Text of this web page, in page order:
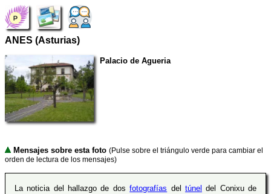
ANES (Asturias)
Palacio de Agueria
Mensajes sobre esta foto (Pulse sobre el triángulo verde para cambiar el
orden de lectura de los mensajes)
La noticia del hallazgo de dosfotografías del túnel del Conixu de